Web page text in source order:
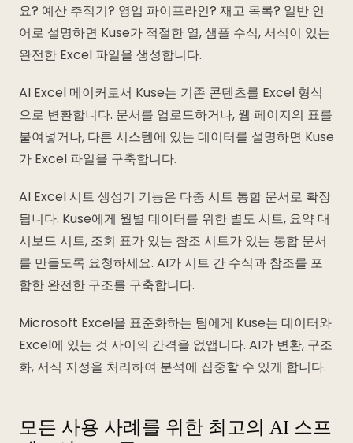
요? 예산 추적기? 영업 파이프라인? 재고 목록? 일반 언
어로 설명하면 Kuse가 적절한 열, 샘플 수식, 서식이 있는
완전한 Excel 파일을 생성합니다.
AI Excel 메이커로서 Kuse는 기존 콘텐츠를 Excel 형식
으로 변환합니다. 문서를 업로드하거나, 웹 페이지의 표를
붙여넣거나, 다른 시스템에 있는 데이터를 설명하면 Kuse
가 Excel 파일을 구축합니다.
AI Excel 시트 생성기 기능은 다중 시트 통합 문서로 확장
됩니다. Kuse에게 월별 데이터를 위한 별도 시트, 요약 대
시보드 시트, 조회 표가 있는 참조 시트가 있는 통합 문서
를 만들도록 요청하세요. AI가 시트 간 수식과 참조를 포
함한 완전한 구조를 구축합니다.
Microsoft Excel을 표준화하는 팀에게 Kuse는 데이터와
Excel에 있는 것 사이의 간격을 없앱니다. AI가 변환, 구조
화, 서식 지정을 처리하여 분석에 집중할 수 있게 합니다.
모든 사용 사례를 위한 최고의 AI 스프